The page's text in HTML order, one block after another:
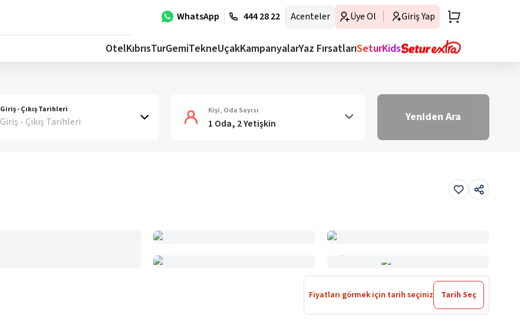
WhatsApp 444 28 22 Acenteler Üye Ol Giriş Yap
OtelKıbrısTurGemiTekneUçakKampanyalarYaz FırsatlarıSeturKids
Giriş - Çıkış Tarihleri
Giriş - Çıkış Tarihleri
Kişi, Oda Sayısı
1 Oda, 2 Yetişkin Yeniden Ara
Fiyatları görmek için tarih seçiniz Tarih Seç